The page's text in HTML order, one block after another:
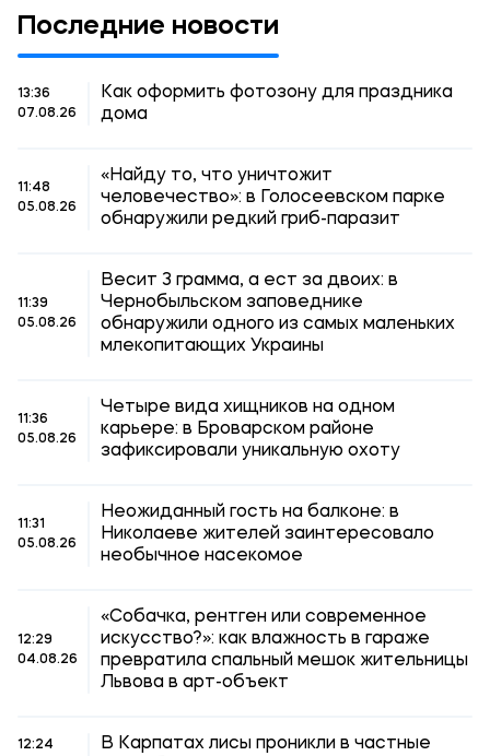
Последние новости
13:36
07.08.26
Как оформить фотозону для праздника
дома
11:48
05.08.26
«Найду то, что уничтожит
человечество»: в Голосеевском парке
обнаружили редкий гриб-паразит
11:39
05.08.26
Весит 3 грамма, а ест за двоих: в
Чернобыльском заповеднике
обнаружили одного из самых маленьких
млекопитающих Украины
11:36
05.08.26
Четыре вида хищников на одном
карьере: в Броварском районе
зафиксировали уникальную охоту
11:31
05.08.26
Неожиданный гость на балконе: в
Николаеве жителей заинтересовало
необычное насекомое
12:29
04.08.26
«Собачка, рентген или современное
искусство?»: как влажность в гараже
превратила спальный мешок жительницы
Львова в арт-объект
12:24
В Карпатах лисы проникли в частные